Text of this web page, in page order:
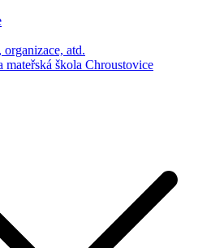
atd.
mateřská škola Chroustovice